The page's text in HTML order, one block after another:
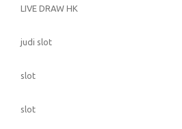
LIVE DRAW HK
judi slot
slot
slot